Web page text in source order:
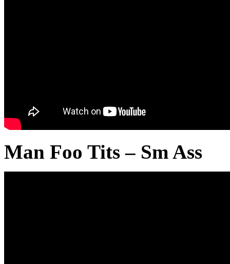
Man Foo Tits – Sm Ass